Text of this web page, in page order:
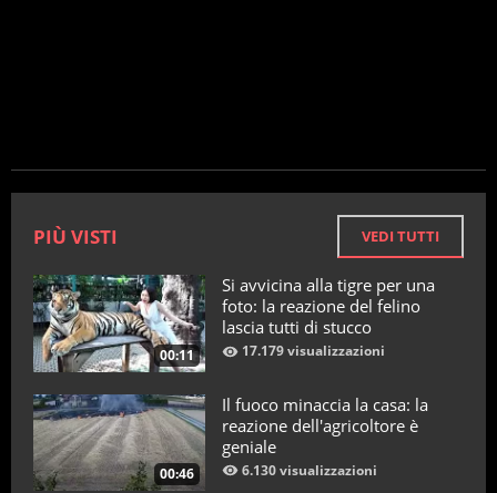
PIÙ VISTI VEDI TUTTI
00:11
Si avvicina alla tigre per una
foto: la reazione del felino
lascia tutti di stucco
17.179 visualizzazioni
00:46
Il fuoco minaccia la casa: la
reazione dell'agricoltore è
geniale
6.130 visualizzazioni